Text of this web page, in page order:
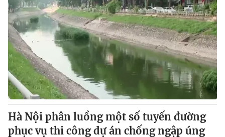
THỜI BÁO VTV
Theo dõi báo trên
Cơ quan chủ quản: Đài Truyền hình Việt Nam
Cơ quan báo chí:Thời báo VTV
Giấy phép hoạt động báo in và báo điện tử số 483/GP-BTTTT
cấp ngày 29/12/2023
Tổng Biên tập:Vũ Thanh Thủy
Phó Tổng Biên tập:Nguyễn Thị Mỹ Hạnh, Phạm Quốc Thắng,
Hà Nội phân luồng một số tuyến đường
phục vụ thi công dự án chống ngập úng